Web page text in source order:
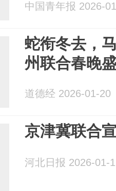
中国青年报 2026-
蛇衔冬去，
州联合春晚
道德经 2026-01-20
京津冀联合
河北日报 2026-01-